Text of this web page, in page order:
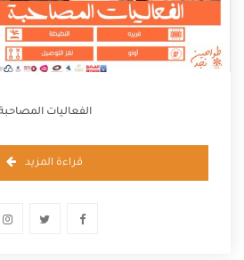
الفعاليات
قراءة المزيد